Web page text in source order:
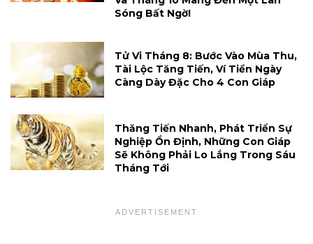
Sóng Bất Ngờ!
Tử Vi Tháng 8: Bước Vào Mùa Thu,
Tài Lộc Tăng Tiến, Ví Tiền Ngày
Càng Dày Đặc Cho 4 Con Giáp
Thăng Tiến Nhanh, Phát Triển Sự
Nghiệp Ổn Định, Những Con Giáp
Sẽ Không Phải Lo Lắng Trong Sáu
Tháng Tới